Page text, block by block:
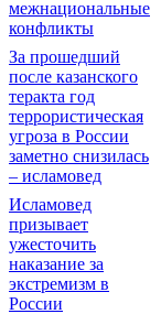
межнациональные
конфликты
За прошедший
после казанского
теракта год
террористическая
угроза в России
заметно снизилась
– исламовед
Исламовед
призывает
ужесточить
наказание за
экстремизм в
России